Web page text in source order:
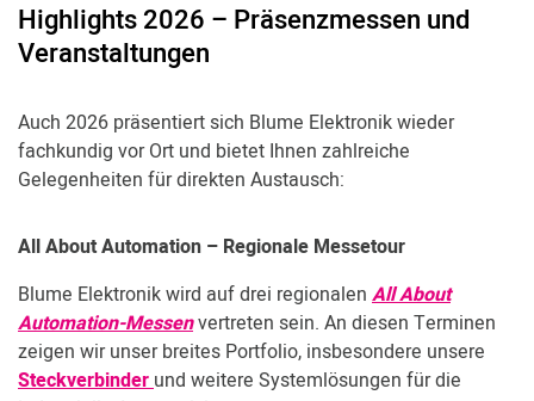
Highlights 2026 – Präsenzmessen und
Veranstaltungen
Auch 2026 präsentiert sich Blume Elektronik wieder
fachkundig vor Ort und bietet Ihnen zahlreiche
Gelegenheiten für direkten Austausch:
All About Automation – Regionale Messetour
Blume Elektronik wird auf drei regionalen All About
Automation-Messenvertreten sein. An diesen Terminen
zeigen wir unser breites Portfolio, insbesondere unsere
Steckverbinderund weitere Systemlösungen für die